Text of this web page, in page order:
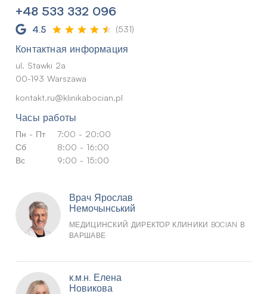
+48 533 332 096
4.5 (531)
Контактная информация
ul. Stawki 2a
00-193 Warszawa
kontakt.ru@klinikabocian.pl
Часы работы
Пн - Пт
Сб
Вс
7:00 - 20:00
8:00 - 16:00
9:00 - 15:00
Врач Ярослав
Немочынський
МЕДИЦИНСКИЙ ДИРЕКТОР КЛИНИКИ BOCIAN В
ВАРШАВЕ
к.м.н. Елена
Новикова